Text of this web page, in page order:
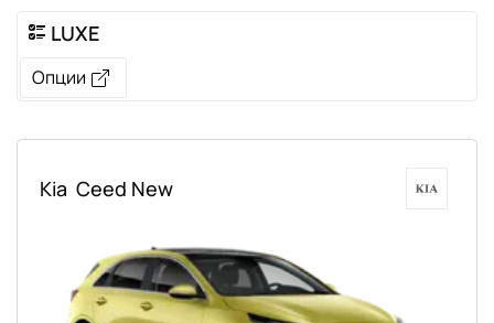
LUXE
Опции
Kia Ceed New